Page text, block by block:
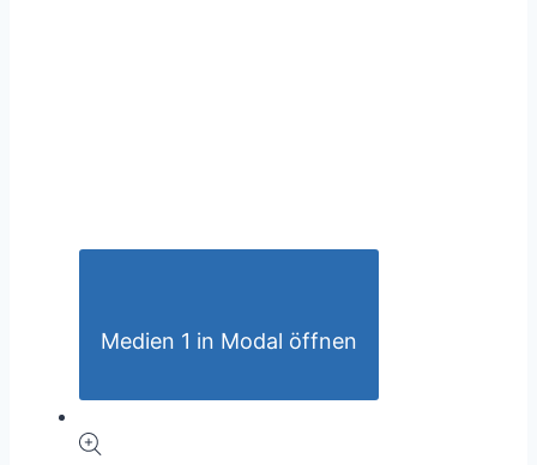
Medien 1 in Modal öffnen